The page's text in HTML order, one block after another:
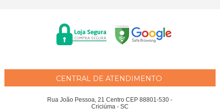
CENTRAL DE ATENDIMENTO
Rua João Pessoa, 21 Centro CEP 88801-530 -
Criciúma - SC